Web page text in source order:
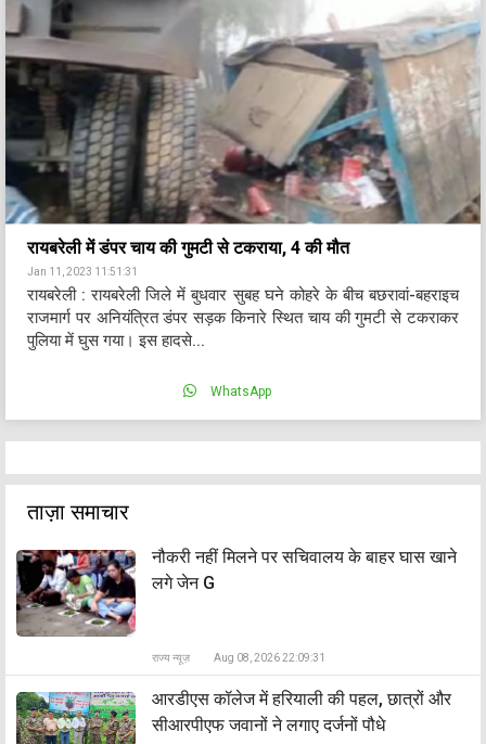
रायबरेली में डंपर चाय की गुमटी से टकराया, 4 की मौत
Jan 11, 2023 11:51:31
रायबरेली : रायबरेली जिले में बुधवार सुबह घने कोहरे के बीच बछरावां-बहराइच
राजमार्ग पर अनियंत्रित डंपर सड़क किनारे स्थित चाय की गुमटी से टकराकर
पुलिया में घुस गया। इस हादसे...
WhatsApp
ताज़ा समाचार
नौकरी नहीं मिलने पर सचिवालय के बाहर घास खाने
लगे जेन G
राज्य न्यूज़ Aug 08, 2026 22:09:31
आरडीएस कॉलेज में हरियाली की पहल, छात्रों और
सीआरपीएफ जवानों ने लगाए दर्जनों पौधे